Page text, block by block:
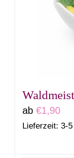
ab €1,90
Lieferzeit: 3-